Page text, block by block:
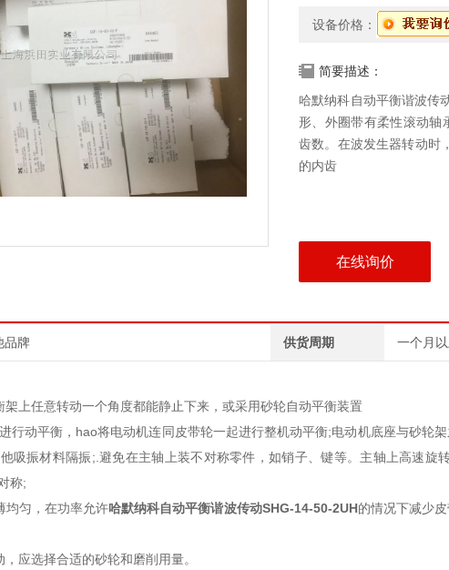
设备价格：
简要描述：
哈默纳科自动平衡谐波传
形、外圈带有柔性滚动轴
齿数。在波发生器转动时
的内齿
在线询价
品牌 供货周期 一个月以
上任意转动一个角度都能静止下来，或采用砂轮自动平衡装置
动平衡，hao将电动机连同皮带轮一起进行整机动平衡;电动机底座与砂轮
吸振材料隔振;.避免在主轴上装不对称零件，如销子、键等。主轴上高速旋
称;
均匀，在功率允许哈默纳科自动平衡谐波传动SHG-14-50-2UH的情况下减少
应选择合适的砂轮和磨削用量。